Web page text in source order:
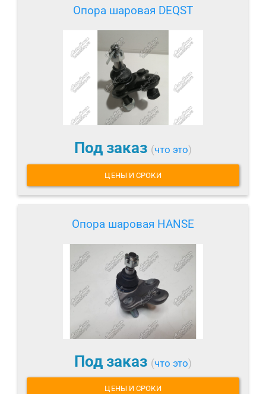
Опора шаровая DEQST
Под заказ (что это)
ЦЕНЫ И СРОКИ
Опора шаровая HANSE
Под заказ (что это)
ЦЕНЫ И СРОКИ